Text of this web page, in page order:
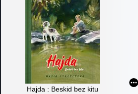
Hajda : Beskid bez kitu